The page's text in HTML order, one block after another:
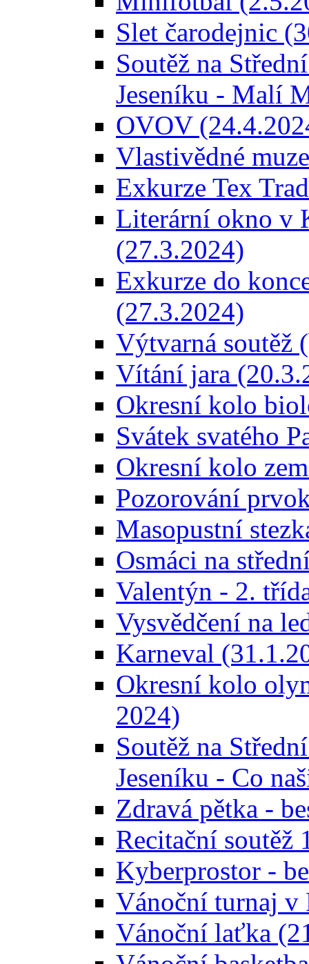
Slet čarodejnic
Soutěž na
Jeseníku - Malí
OVOV
Vlastivědné
Exkurze Tex
Literární okno v
(27.3.2024)
Exkurze do
(27.3.2024)
Výtvarná soutěž
Vítání jara
Okresní kolo
Svátek svatého
Okresní kolo
Pozorování
Masopustní
Osmáci na
Valentýn - 2.
Vysvědčení na
Karneval
Okresní kolo
2024)
Soutěž na
Jeseníku - Co
Zdravá pětka -
Recitační soutěž
Kyberprostor -
Vánoční turnaj v
Vánoční laťka